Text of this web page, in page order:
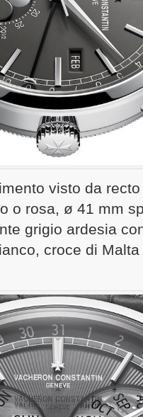
visto da recto
o rosa, ø 41 mm
grigio ardesia
croce di